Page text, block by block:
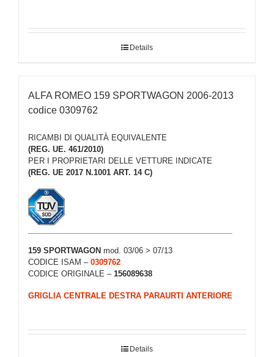
Details
ALFA ROMEO 159 SPORTWAGON 2006-2013
codice 0309762
RICAMBI DI QUALITÀ EQUIVALENTE
(REG. UE. 461/2010)
PER I PROPRIETARI DELLE VETTURE INDICATE
(REG. UE 2017 N.1001 ART. 14 C)
159 SPORTWAGON mod. 03/06 > 07/13
CODICE ISAM – 0309762
CODICE ORIGINALE – 156089638
GRIGLIA CENTRALE DESTRA PARAURTI ANTERIORE
Details